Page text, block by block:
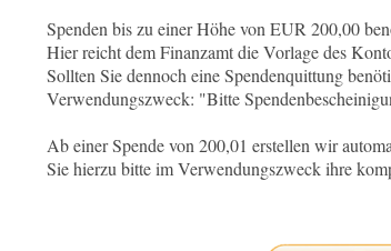
Spenden bis zu einer Höhe von EUR 200,00
Hier reicht dem Finanzamt die Vorlage des
Sollten Sie dennoch eine Spendenquittung
Verwendungszweck: "Bitte
Ab einer Spende von 200,01 erstellen wir
Sie hierzu bitte im Verwendungszweck ihre